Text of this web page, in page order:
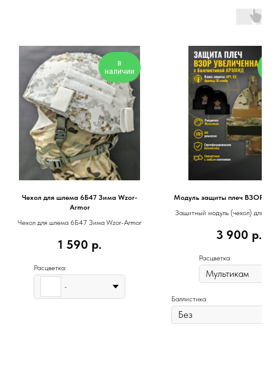
в
наличии
Чехол для шлема 6Б47 Зима Wzor-
Armor
Чехол для шлема 6Б47 Зима Wzor-Armor
1 590 р.
Расцветка:
-
Модуль защиты плеч ВЗОР
Защитный модуль (чехол) для
3 900 р.
Расцветка
Баллистика